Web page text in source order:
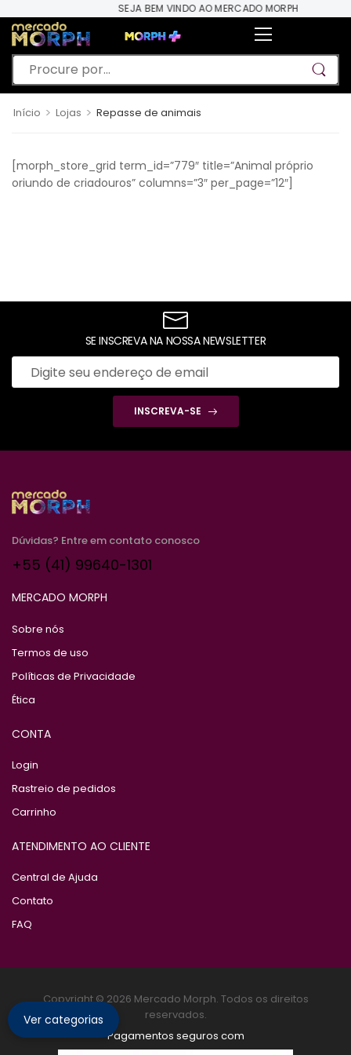
SEJA BEM VINDO AO MERCADO MORPH
Início > Lojas > Repasse de animais
[morph_store_grid term_id=”779″ title=”Animal próprio
oriundo de criadouros” columns=”3″ per_page=”12″]
SE INSCREVA NA NOSSA NEWSLETTER
INSCREVA-SE
Dúvidas? Entre em contato conosco
+55 (41) 99640-1301
MERCADO MORPH
Sobre nós
Termos de uso
Políticas de Privacidade
Ética
CONTA
Login
Rastreio de pedidos
Carrinho
ATENDIMENTO AO CLIENTE
Central de Ajuda
Contato
FAQ
Copyright © 2026 Mercado Morph. Todos os direitos
reservados.
Pagamentos seguros com
Ver categorias